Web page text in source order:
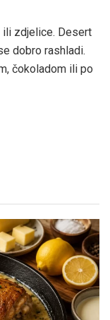
ili zdjelice. Desert
dobro rashladi.
čokoladom ili po